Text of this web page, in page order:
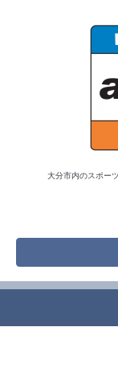
大分市内のスポー